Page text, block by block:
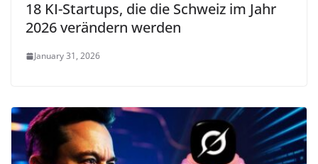
18 KI-Startups, die die Schweiz im Jahr
2026 verändern werden
January 31, 2026